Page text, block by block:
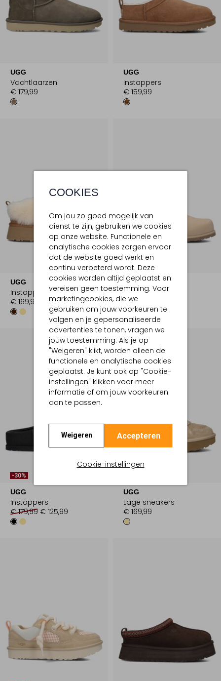
COOKIES
Om jou zo goed mogelijk van
dienst te zijn, gebruiken we cookies
op onze website. Functionele en
analytische cookies zorgen ervoor
dat de website goed werkt en
continu verbeterd wordt. Deze
cookies worden altijd geplaatst en
vereisen geen toestemming. Voor
marketingcookies, die we
gebruiken om jouw voorkeuren te
volgen en je gepersonaliseerde
advertenties te tonen, vragen we
jouw toestemming. Als je op
"Weigeren" klikt, worden alleen de
functionele en analytische cookies
geplaatst. Je kunt ook op "Cookie-
instellingen" klikken voor meer
informatie of om jouw voorkeuren
aan te passen.
Weigeren Accepteren
Cookie-instellingen
UGG
Vachtlaarzen
€ 179,99
UGG
Instappers
€ 159,99
UGG
Instappers
€ 169,99
-30%
UGG
Instappers
€ 179,99
-30%
UGG
Instappers
€ 179,99 € 125,99
UGG
Lage sneakers
€ 169,99